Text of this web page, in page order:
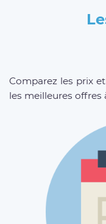
Comparez les prix
les meilleures offres